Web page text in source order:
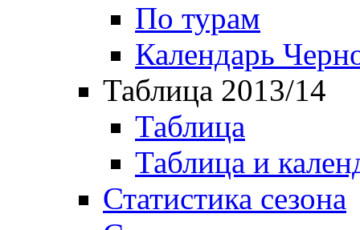
По турам
Календарь
Таблица 2013/14
Таблица
Таблица и
Статистика сезона